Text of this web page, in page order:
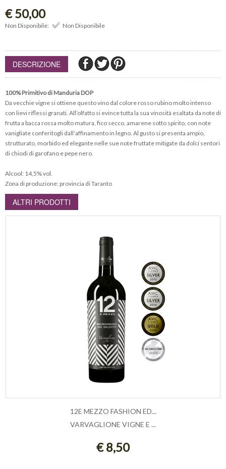
€ 50,00
Non Disponibile: Non Disponibile
DESCRIZIONE
100% Primitivo di Manduria DOP
Da vecchie vigne si ottiene questo vino dal colore rosso rubino molto intenso
con lievi riflessi granati. All’olfatto si evince tutta la sua vinosità esaltata da note di
frutta a bacca rossa molto matura, fico secco, amarene sotto spirito, con note
vanigliate conferitogli dall’affinamento in legno. Al gusto si presenta ampio,
strutturato, morbido ed elegante nelle sue note fruttate mitigate da dolci sentori
di chiodi di garofano e pepe nero.
Alcool: 14,5% vol.
Zona di produzione: provincia di Taranto
ALTRI PRODOTTI
ESAURITO
12E MEZZO FASHION ED...
VARVAGLIONE VIGNE E ...
€ 8,50